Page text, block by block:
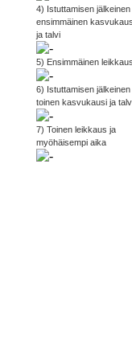
4) Istuttamisen jälkeinen
ensimmäinen
ja talvi
5) Ensimmäinen
6) Istuttamisen jälkeinen
toinen kasvukausi ja
7) Toinen leikkaus ja
myöhäisempi aika